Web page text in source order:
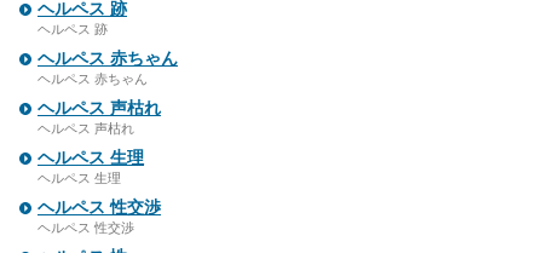
ヘルペス 跡
ヘルペス 跡
ヘルペス 赤ちゃん
ヘルペス 赤ちゃん
ヘルペス 声枯れ
ヘルペス 声枯れ
ヘルペス 生理
ヘルペス 生理
ヘルペス 性交渉
ヘルペス 性交渉